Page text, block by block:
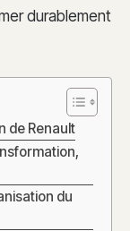
durablement
de Renault
du